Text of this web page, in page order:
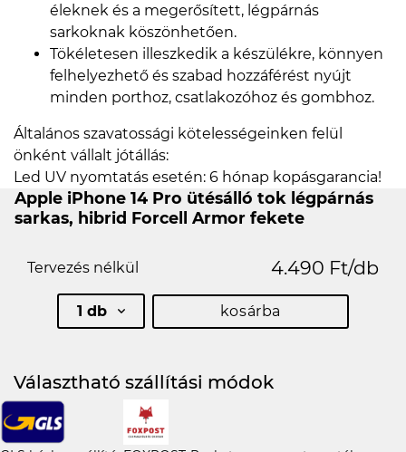
éleknek és a megerősített, légpárnás
sarkoknak köszönhetően.
Tökéletesen illeszkedik a készülékre, könnyen
felhelyezhető és szabad hozzáférést nyújt
minden porthoz, csatlakozóhoz és gombhoz.
Általános szavatossági kötelességeinken felül
önként vállalt jótállás:
Led UV nyomtatás esetén: 6 hónap kopásgarancia!
Apple iPhone 14 Pro ütésálló tok légpárnás
sarkas, hibrid Forcell Armor fekete
Tervezés nélkül 4.490 Ft/db
1 db kosárba
Választható szállítási módok